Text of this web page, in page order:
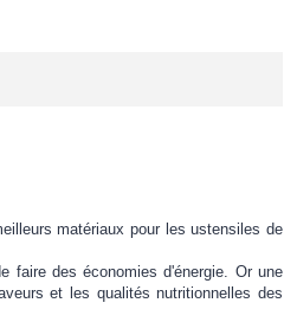
matériaux pour les ustensiles de
faire des économies d'énergie. Or une
et les qualités nutritionnelles des